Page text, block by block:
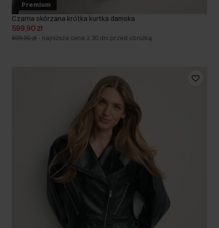
Premium
Czarna skórzana krótka kurtka damska
599,90 zł
699,90 zł - najniższa cena z 30 dni przed obniżką